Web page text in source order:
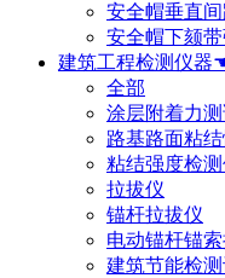
安全帽垂直
安全帽下颏
建筑工程检测仪器
全部
涂层附着力
路基路面粘
粘结强度检测
拉拔仪
锚杆拉拔仪
电动锚杆锚
建筑节能检